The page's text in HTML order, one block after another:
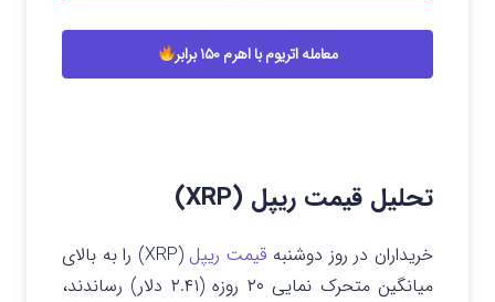
معامله اتریوم با اهرم ۱۵۰ برابر
تحلیل قیمت ریپل (XRP)
خریداران در روز دوشنبه قیمت ریپل
(XRP) را به بالای
میانگین متحرک نمایی ۲۰ روزه (۲.۴۱ دلار) رساندند،